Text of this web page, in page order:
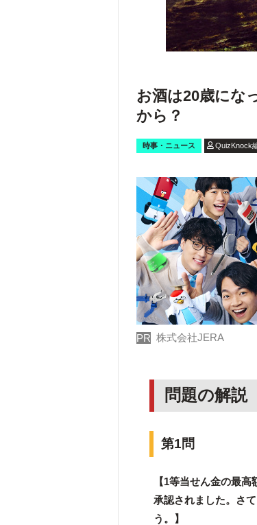
お酒は20歳にな
から？
時事・ニュース QuizKnock
PR 株式会社JERA
問題の解説
第1問
【1等当せん金の最
承認されました。さ
う。】